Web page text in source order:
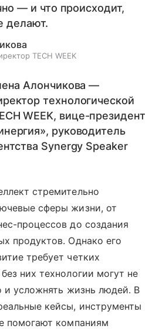
— и что происходит,
делают.
TECH WEEK
Алончикова —
технологической
WEEK, вице-президент
руководитель
Synergy Speaker
стремительно
сферы жизни, от
процессов до создания
продуктов. Однако его
требует четких
них технологии могут не
и усложнять жизнь людей. В
кейсы, инструменты
помогают компаниям